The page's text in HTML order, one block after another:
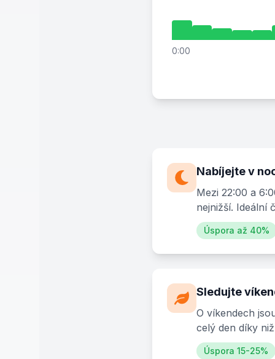
0:00
Nabíjejte v
Mezi 22:00 a
nejnižší. Ideální
Úspora až 40%
Sledujte
O víkendech
celý den díky
Úspora 15-25%